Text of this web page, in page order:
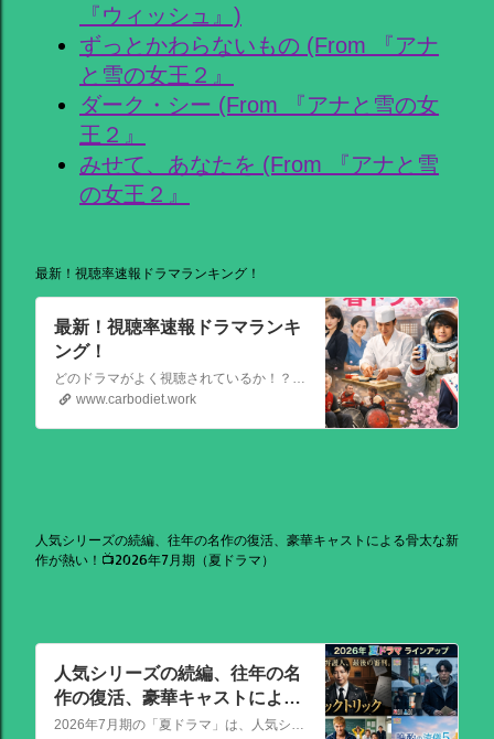
『ウィッシュ』)
ずっとかわらないもの (From 『アナ
と雪の女王２』
ダーク・シー (From 『アナと雪の女
王２』
みせて、あなたを (From 『アナと雪
の女王２』
最新！視聴率速報ドラマランキング！
最新！視聴率速報ドラマランキ
ング！
www.carbodiet.work
人気シリーズの続編、往年の名作の復活、豪華キャストによる骨太な新
作が熱い！📺2026年7月期（夏ドラマ）
人気シリーズの続編、往年の名
作の復活、豪華キャストによる
骨太な新作が熱い！📺2026年7